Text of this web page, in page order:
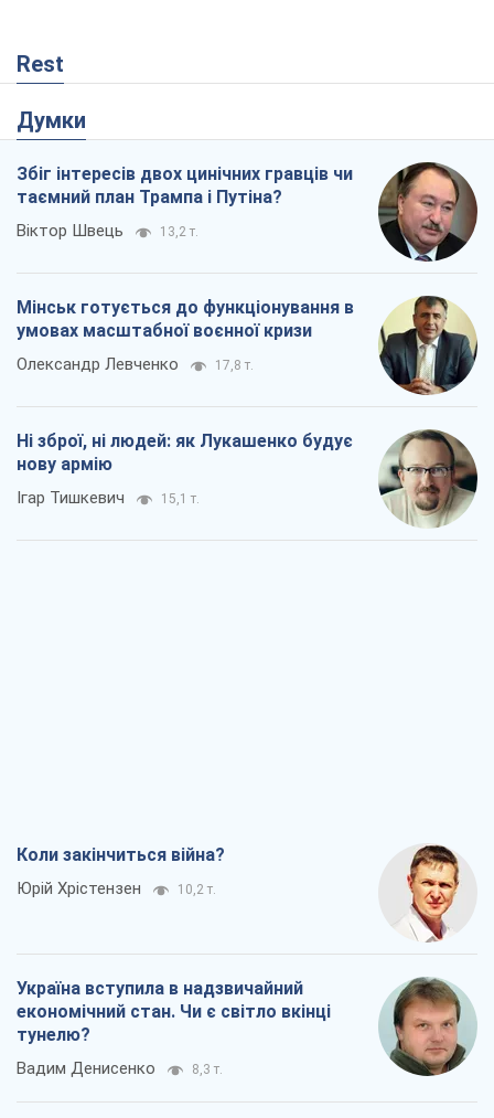
Rest
Думки
Збіг інтересів двох цинічних гравців чи
таємний план Трампа і Путіна?
Віктор Швець 13,2 т.
Мінськ готується до функціонування в
умовах масштабної воєнної кризи
Олександр Левченко 17,8 т.
Ні зброї, ні людей: як Лукашенко будує
нову армію
Ігар Тишкевич 15,1 т.
Коли закінчиться війна?
Юрій Хрістензен 10,2 т.
Україна вступила в надзвичайний
економічний стан. Чи є світло вкінці
тунелю?
Вадим Денисенко 8,3 т.